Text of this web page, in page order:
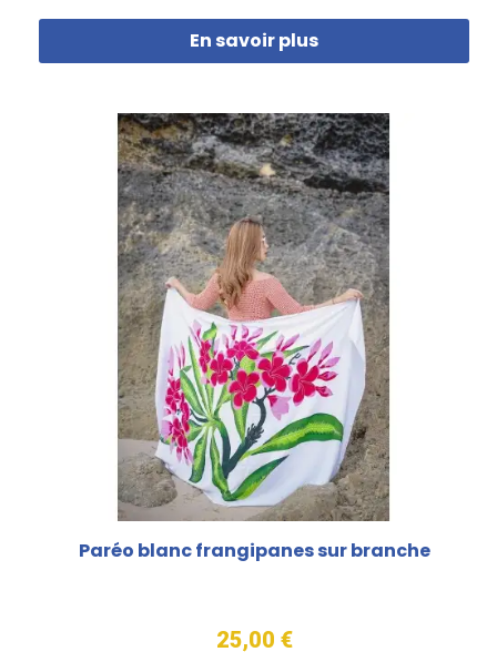
En savoir plus
Paréo blanc frangipanes sur branche
25,00 €